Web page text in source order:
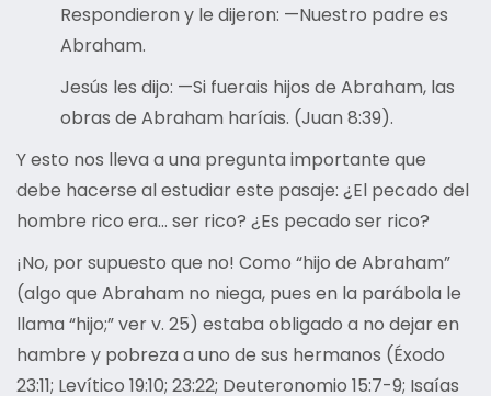
Respondieron y le dijeron: —Nuestro padre es
Abraham.
Jesús les dijo: —Si fuerais hijos de Abraham, las
obras de Abraham haríais. (Juan 8:39).
Y esto nos lleva a una pregunta importante que
debe hacerse al estudiar este pasaje: ¿El pecado del
hombre rico era… ser rico? ¿Es pecado ser rico?
¡No, por supuesto que no! Como “hijo de Abraham”
(algo que Abraham no niega, pues en la parábola le
llama “hijo;” ver v. 25) estaba obligado a no dejar en
hambre y pobreza a uno de sus hermanos (Éxodo
23:11; Levítico 19:10; 23:22; Deuteronomio 15:7-9; Isaías